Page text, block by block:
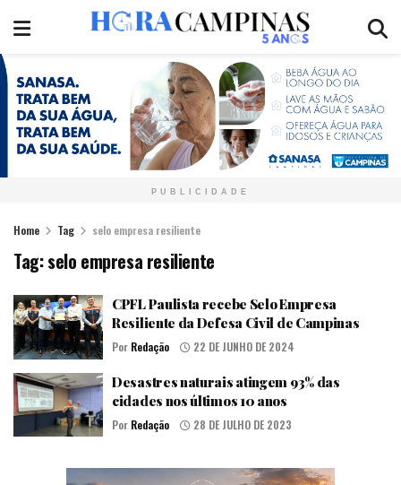
PUBLICIDADE
Home Tag selo empresa resiliente
Tag:selo empresa resiliente
CPFL Paulista recebe Selo Empresa
Resiliente da Defesa Civil de Campinas
Por Redação 22 DE JUNHO DE 2024
Desastres naturais atingem 93% das
cidades nos últimos 10 anos
Por Redação 28 DE JULHO DE 2023